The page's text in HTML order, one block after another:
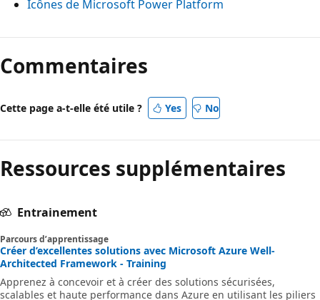
n
s
o
-
r
é
e
a
u
c
Icônes de Microsoft Power Platform
Commentaires
Cette page a-t-elle été utile ? Yes No
Ressources supplémentaires
Entrainement
Parcours d’apprentissage
Créer d’excellentes solutions avec Microsoft Azure Well-
Architected Framework - Training
Apprenez à concevoir et à créer des solutions sécurisées,
scalables et haute performance dans Azure en utilisant les piliers